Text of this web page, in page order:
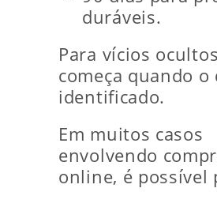
duráveis.
Para vícios
começa quando o
identificado.
Em muitos casos
envolvendo
online, é possível